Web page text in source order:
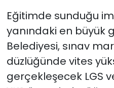
Eğitimde sunduğu
yanındaki en büyük
Belediyesi, sınav
düzlüğünde vites
gerçekleşecek LGS